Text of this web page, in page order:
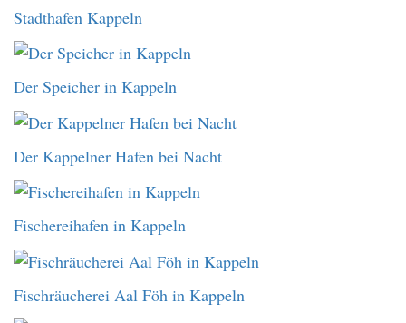
Stadthafen Kappeln
Der Speicher in Kappeln
Der Kappelner Hafen bei Nacht
Fischereihafen in Kappeln
Fischräucherei Aal Föh in Kappeln